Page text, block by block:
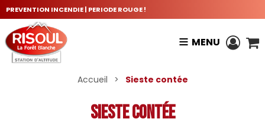
PREVENTION INCENDIE | PERIODE ROUGE !
MENU
Accueil > Sieste contée
Sieste contée